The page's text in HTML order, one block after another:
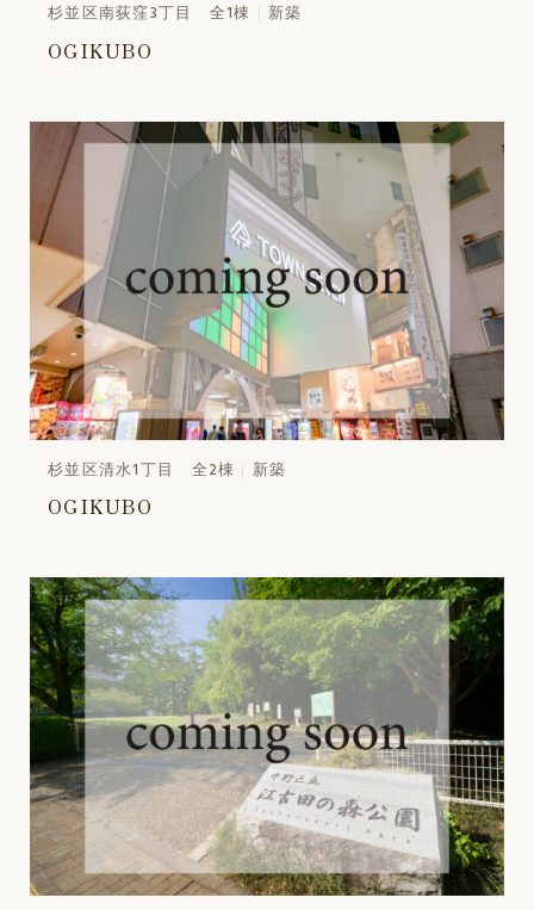
杉並区南荻窪3丁目 全1棟 新築
OGIKUBO
杉並区清水1丁目 全2棟 新築
OGIKUBO